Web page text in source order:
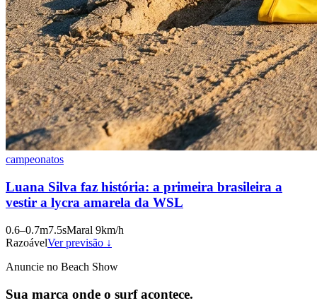
campeonatos
Luana Silva faz história: a primeira brasileira a
vestir a lycra amarela da WSL
0.6–0.7m7.5sMaral 9km/h
RazoávelVer previsão ↓
Anuncie no Beach Show
Sua marca onde o surf acontece.